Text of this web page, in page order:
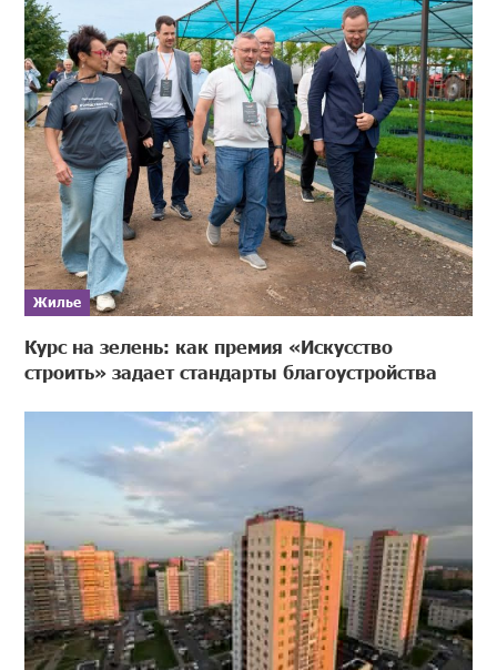
Жилье
Курс на зелень: как премия «Искусство
строить» задает стандарты благоустройства